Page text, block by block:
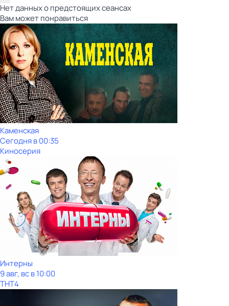
Нет данных о предстоящих сеансах
Вам может понравиться
Каменская
Сегодня в 00:35
Киносерия
Интерны
9 авг, вс в 10:00
ТНТ4